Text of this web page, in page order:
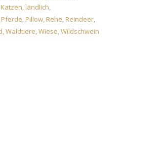
Katzen,ländlich,
Pferde,Pillow,Rehe,Reindeer,
,Waldtiere,Wiese,Wildschwein